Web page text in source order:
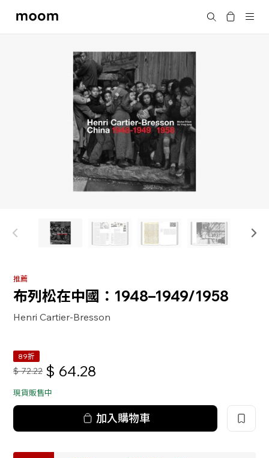
moom
搜尋
推薦
布列松在中國：1948–1949/1958
Henri Cartier-Bresson
89折
$ 72.22 $ 64.28
現貨販售中
加入購物車